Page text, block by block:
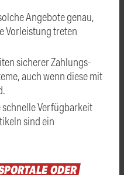
Angebote genau,
Vorleistung treten
sicherer Zahlungs-
auch wenn diese mit
schnelle Verfügbarkeit
sind ein
ODER